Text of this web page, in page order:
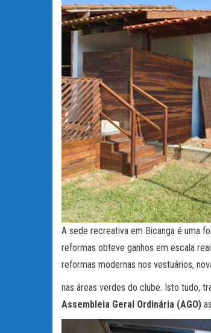
A sede recreativa em Bicanga é uma
reformas obteve ganhos em escala
reformas modernas nos vestuários,
nas áreas verdes do clube. Isto tudo,
Assembleia Geral Ordinária (AGO)